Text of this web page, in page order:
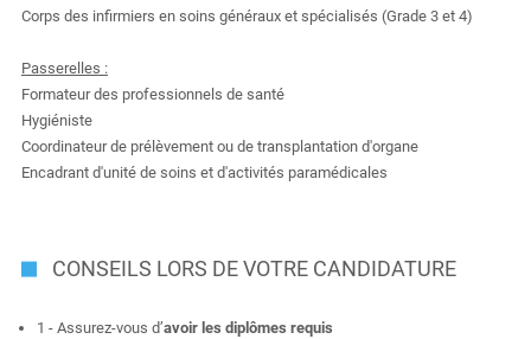
Corps des infirmiers en soins généraux et spécialisés (Grade 3 et 4)
Passerelles :
Formateur des professionnels de santé
Hygiéniste
Coordinateur de prélèvement ou de transplantation d'organe
Encadrant d'unité de soins et d'activités paramédicales
CONSEILS LORS DE VOTRE CANDIDATURE
1 - Assurez-vous d’avoir les diplômes requis